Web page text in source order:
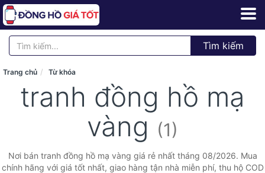
Tìm kiếm
Trang chủ Từ khóa
tranh đồng hồ mạ
vàng (1)
Nơi bán tranh đồng hồ mạ vàng giá rẻ nhất tháng 08/2026. Mua
chính hãng với giá tốt nhất, giao hàng tận nhà miễn phí, thu hộ COD